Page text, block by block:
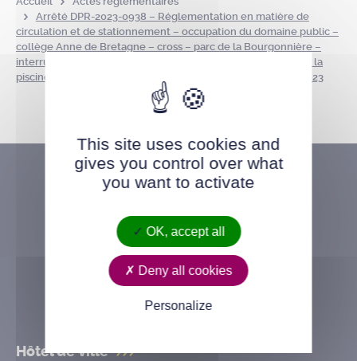
Arrêté DPR-2023-0938 – Réglementation en matière de
circulation et de stationnement – occupation du domaine public –
collège Anne de Bretagne – cross – parc de la Bourgonnière –
interruption temporaire de la circulation sur la voie d’accès à la
piscine et au gymnase de la Bourgonnière – le 20 octobre 2023
Hôtel de ville
This site uses cookies and
gives you control over what
you want to activate
OK, accept all
Deny all cookies
Personalize